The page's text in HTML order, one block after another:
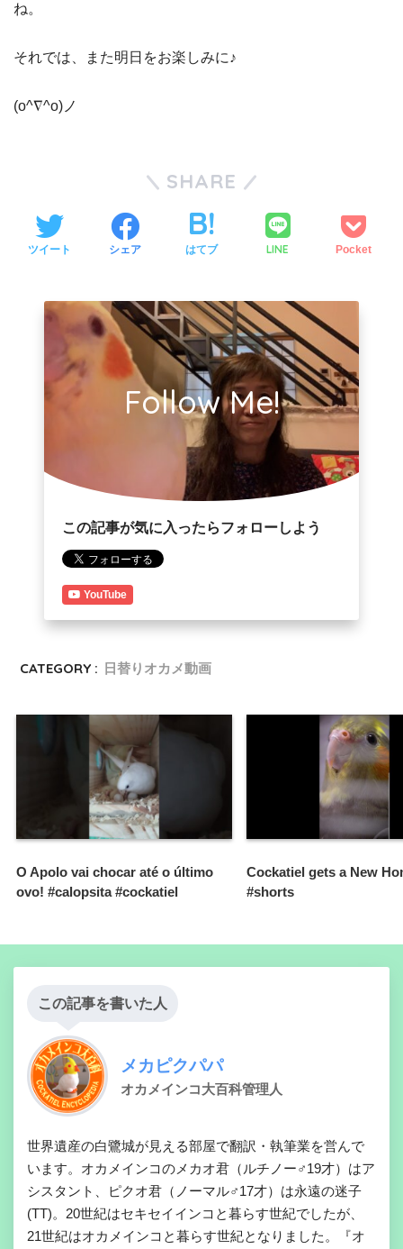
ね。
それでは、また明日をお楽しみに♪
(o^∇^o)ノ
SHARE
ツイート シェア はてブ LINE Pocket
Follow Me!
この記事が気に入ったらフォローしよう
YouTube
CATEGORY : 日替りオカメ動画
O Apolo vai chocar até o último
ovo! #calopsita #cockatiel
Cockatiel gets a New
#shorts
この記事を書いた人
メカピクパパ
オカメインコ大百科管理人
世界遺産の白鷺城が見える部屋で翻訳・執筆業を営んで
います。オカメインコのメカオ君（ルチノー♂19才）はア
シスタント、ピクオ君（ノーマル♂17才）は永遠の迷子
(TT)。20世紀はセキセイインコと暮らす世紀でしたが、
21世紀はオカメインコと暮らす世紀となりました。『オ